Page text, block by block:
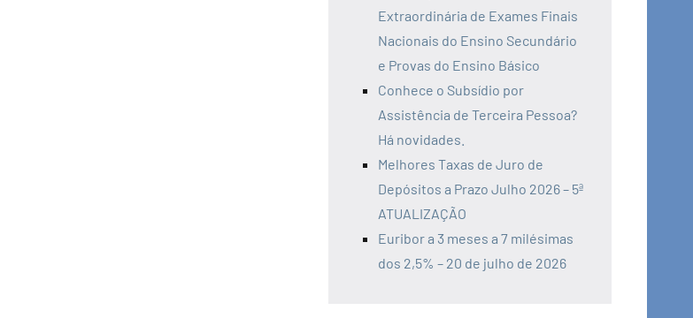
Extraordinária de Exames Finais
Nacionais do Ensino Secundário
e Provas do Ensino Básico
Conhece o Subsídio por
Assistência de Terceira Pessoa?
Há novidades.
Melhores Taxas de Juro de
Depósitos a Prazo Julho 2026 – 5ª
ATUALIZAÇÃO
Euribor a 3 meses a 7 milésimas
dos 2,5% – 20 de julho de 2026